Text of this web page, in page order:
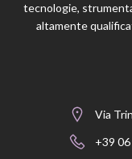
tecnologie,
altamente
Via
+39